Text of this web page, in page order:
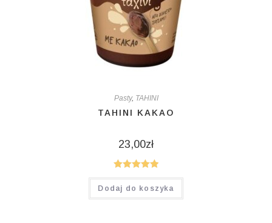
Pasty, TAHINI
TAHINI KAKAO
23,00zł
Oceniono
5.00na 5
Dodaj do koszyka